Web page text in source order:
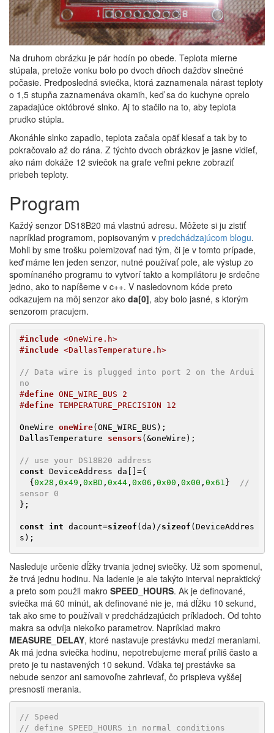
Na druhom obrázku je pár hodín po obede. Teplota mierne
stúpala, pretože vonku bolo po dvoch dňoch dažďov slnečné
počasie. Predposledná sviečka, ktorá zaznamenala nárast teploty
o 1,5 stupňa zaznamenáva okamih, keď sa do kuchyne oprelo
zapadajúce októbrové slnko. Aj to stačilo na to, aby teplota
prudko stúpla.
Akonáhle slnko zapadlo, teplota začala opäť klesať a tak by to
pokračovalo až do rána. Z týchto dvoch obrázkov je jasne vidieť,
ako nám dokáže 12 sviečok na grafe veľmi pekne zobraziť
priebeh teploty.
Program
Každý senzor DS18B20 má vlastnú adresu. Môžete si ju zistiť
napríklad programom, popisovaným v predchádzajúcom blogu.
Mohli by sme trošku polemizovať nad tým, či je v tomto prípade,
keď máme len jeden senzor, nutné používať pole, ale výstup zo
spomínaného programu to vytvorí takto a kompilátoru je srdečne
jedno, ako to napíšeme v c++. V nasledovnom kóde preto
odkazujem na môj senzor ako da[0], aby bolo jasné, s ktorým
senzorom pracujem.
#include <OneWire.h>
#include <DallasTemperature.h>
// Data wire is plugged into port 2 on the Ardui
no
#define ONE_WIRE_BUS 2
#define TEMPERATURE_PRECISION 12
OneWire oneWire(ONE_WIRE_BUS)
DallasTemperature sensors (&oneWire) ;
// use your DS18B20 address
const DeviceAddress da[]={
  {
0x28 , 0x49 , 0xBD , 0x44 , 0x06 , 0x00 , 0x00 , 0x61 }
//
sensor 0
};
const int dacount=sizeof (da)/sizeof (DeviceAddres
s);
Nasleduje určenie dĺžky trvania jednej sviečky. Už som spomenul,
že trvá jednu hodinu. Na ladenie je ale takýto interval nepraktický
a preto som použil makro SPEED_HOURS. Ak je definované,
sviečka má 60 minút, ak definované nie je, má dĺžku 10 sekund,
tak ako sme to používali v predchádzajúcich príkladoch. Od tohto
makra sa odvíja niekoľko parametrov. Napríklad makro
MEASURE_DELAY, ktoré nastavuje prestávku medzi meraniami.
Ak má jedna sviečka hodinu, nepotrebujeme merať príliš často a
preto je tu nastavených 10 sekund. Vďaka tej prestávke sa
nebude senzor ani samovoľne zahrievať, čo prispieva vyššej
presnosti merania.
// Speed
// define SPEED_HOURS in normal conditions